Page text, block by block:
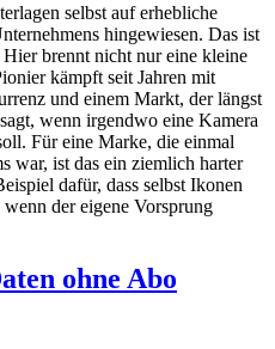
selbst auf erhebliche
hingewiesen. Das ist
brennt nicht nur eine kleine
kämpft seit Jahren mit
und einem Markt, der längst
wenn irgendwo eine Kamera
Für eine Marke, die einmal
war, ist das ein ziemlich harter
dafür, dass selbst Ikonen
der eigene Vorsprung
ohne Abo